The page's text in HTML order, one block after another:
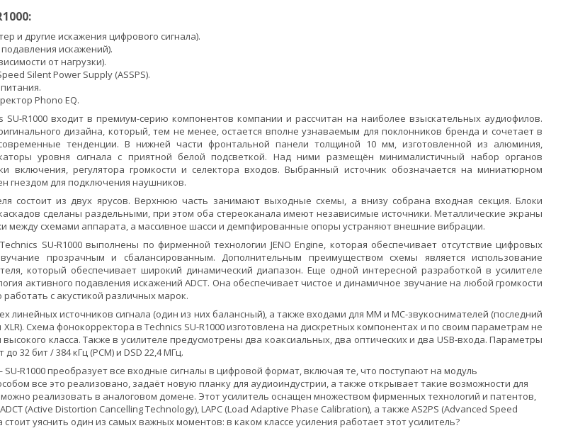
и другие искажения цифрового сигнала).
подавления искажений).
от нагрузки).
Silent Power Supply (ASSPS).
Phono EQ.
SU-R1000 входит в премиум-серию компонентов компании и рассчитан на наиболее взыскательных аудиофилов.
дизайна, который, тем не менее, остается вполне узнаваемым для поклонников бренда и сочетает в
тенденции. В нижней части фронтальной панели толщиной 10 мм, изготовленной из алюминия,
уровня сигнала с приятной белой подсветкой. Над ними размещён минималистичный набор органов
включения, регулятора громкости и селектора входов. Выбранный источник обозначается на миниатюрном
гнездом для подключения наушников.
состоит из двух ярусов. Верхнюю часть занимают выходные схемы, а внизу собрана входная секция. Блоки
сделаны раздельными, при этом оба стереоканала имеют независимые источники. Металлические экраны
схемами аппарата, а массивное шасси и демпфированные опоры устраняют внешние вибрации.
SU-R1000 выполнены по фирменной технологии JENO Engine, которая обеспечивает отсутствие цифровых
прозрачным и сбалансированным. Дополнительным преимуществом схемы является использование
который обеспечивает широкий динамический диапазон. Еще одной интересной разработкой в усилителе
активного подавления искажений ADCT. Она обеспечивает чистое и динамичное звучание на любой громкости
с акустикой различных марок.
линейных источников сигнала (один из них балансный), а также входами для MM и MC-звукоснимателей (последний
Схема фонокорректора в Technics SU-R1000 изготовлена на дискретных компонентах и по своим параметрам не
класса. Также в усилителе предусмотрены два коаксиальных, два оптических и два USB-входа. Параметры
32 бит / 384 кГц (PCM) и DSD 22,4 МГц.
SU-R1000 преобразует все входные сигналы в цифровой формат, включая те, что поступают на модуль
все это реализовано, задаёт новую планку для аудиоиндустрии, а также открывает такие возможности для
реализовать в аналоговом домене. Этот усилитель оснащен множеством фирменных технологий и патентов,
(Active Distortion Cancelling Technology), LAPC (Load Adaptive Phase Calibration), а также AS2PS (Advanced Speed
уяснить один из самых важных моментов: в каком классе усиления работает этот усилитель?